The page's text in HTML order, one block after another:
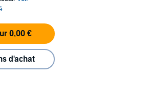
0,00 €
d'achat